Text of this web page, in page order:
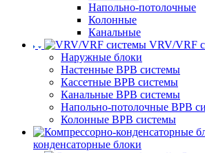
Напольно-потолочные
Колонные
Канальные
VRV/VRF
Наружные блоки
Настенные ВРВ системы
Кассетные ВРВ системы
Канальные ВРВ системы
Напольно-потолочные ВРВ
Колонные ВРВ системы
конденсаторные блоки